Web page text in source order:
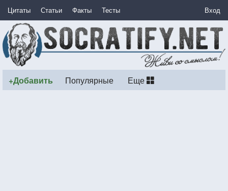
Цитаты Статьи Факты Тесты Вход
+Добавить Популярные Еще